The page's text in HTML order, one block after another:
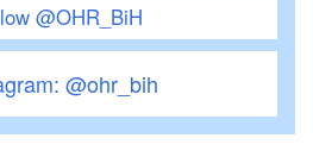
@OHR_BiH
@ohr_bih